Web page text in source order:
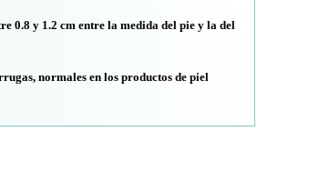
0.8 y 1.2 cm entre la medida del pie y la del
normales en los productos de piel